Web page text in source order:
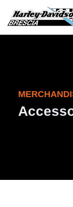
030 3366984